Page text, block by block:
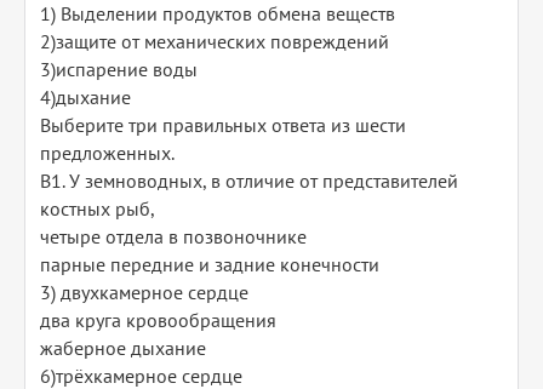
1) Выделении продуктов обмена веществ
2)защите от механических повреждений
3)испарение воды
4)дыхание
Выберите три правильных ответа из шести
предложенных.
В1. У земноводных, в отличие от представителей
костных рыб,
четыре отдела в позвоночнике
парные передние и задние конечности
3) двухкамерное сердце
два круга кровообращения
жаберное дыхание
6)трёхкамерное сердце